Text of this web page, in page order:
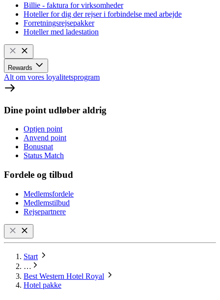
Billie - faktura for virksomheder
Hoteller for dig der rejser i forbindelse med arbejde
Forretningsrejsepakker
Hoteller med ladestation
Rewards
Alt om vores loyalitetsprogram
Dine point udløber aldrig
Optjen point
Anvend point
Bonusnat
Status Match
Fordele og tilbud
Medlemsfordele
Medlemstilbud
Rejsepartnere
Start
…
Best Western Hotel Royal
Hotel pakke